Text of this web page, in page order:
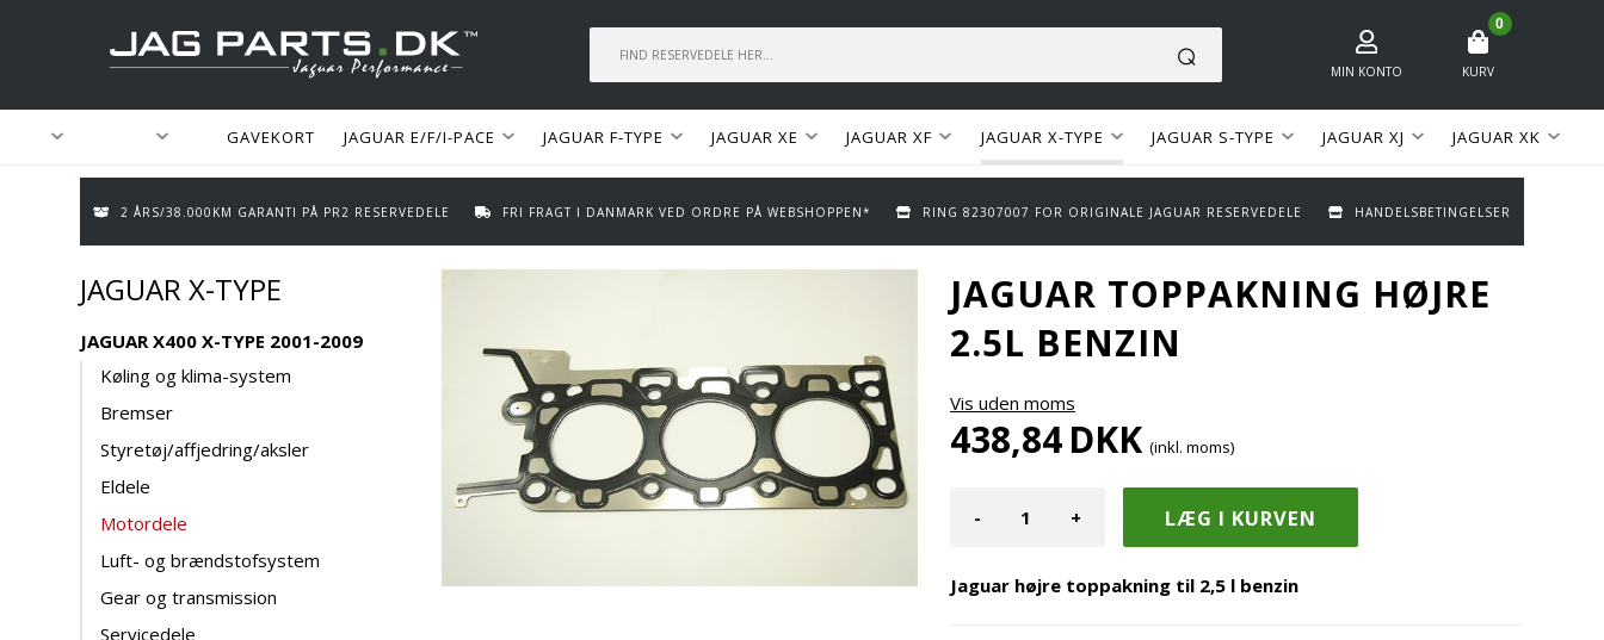
MIN KONTO
0
KURV
GAVEKORT JAGUAR E/F/I-PACE JAGUAR F-TYPE JAGUAR XE JAGUAR XF JAGUAR X-TYPE JAGUAR S-TYPE JAGUAR XJ JAGUAR XK
2 ÅRS/38.000KM GARANTI PÅ PR2 RESERVEDELE FRI FRAGT I DANMARK VED ORDRE PÅ WEBSHOPPEN* RING 82307007 FOR ORIGINALE JAGUAR RESERVEDELE HANDELSBETINGELSER
JAGUAR X-TYPE
JAGUAR X400 X-TYPE 2001-2009
Køling og klima-system
Bremser
Styretøj/affjedring/aksler
Eldele
Motordele
Luft- og brændstofsystem
Gear og transmission
Servicedele
JAGUAR TOPPAKNING HØJRE
2.5L BENZIN
Vis uden moms
438,84DKK (inkl. moms)
- +
Jaguar højre toppakning til 2,5 l benzin